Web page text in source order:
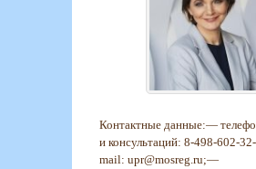
Контактные данные:—
и консультаций: 8-498-602-
mail: upr@mosreg.ru;—